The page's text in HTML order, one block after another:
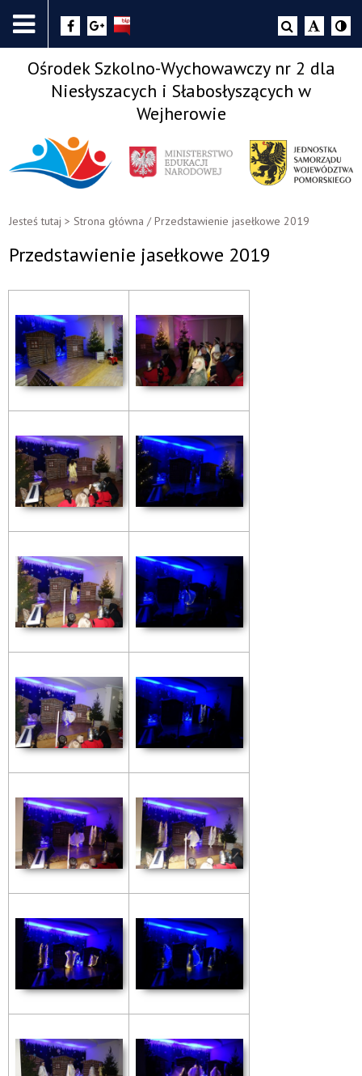
Ośrodek Szkolno-Wychowawczy nr 2 dla
Niesłyszacych i Słabosłyszących w
Wejherowie
Jesteś tutaj >Strona główna /Przedstawienie jasełkowe 2019
Przedstawienie jasełkowe 2019